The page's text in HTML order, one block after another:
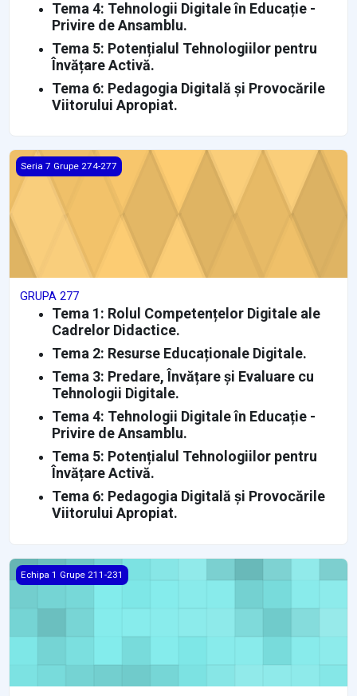
Tema 4: Tehnologii Digitale în Educație -
Privire de Ansamblu.
Tema 5: Potențialul Tehnologiilor pentru
Învățare Activă.
Tema 6: Pedagogia Digitală și Provocările
Viitorului Apropiat.
GRUPA 277
Seria 7 Grupe 274-277
GRUPA 277
Tema 1: Rolul Competențelor Digitale ale
Cadrelor Didactice.
Tema 2: Resurse Educaționale Digitale.
Tema 3: Predare, Învățare și Evaluare cu
Tehnologii Digitale.
Tema 4: Tehnologii Digitale în Educație -
Privire de Ansamblu.
Tema 5: Potențialul Tehnologiilor pentru
Învățare Activă.
Tema 6: Pedagogia Digitală și Provocările
Viitorului Apropiat.
GRUPA 231
Echipa 1 Grupe 211-231